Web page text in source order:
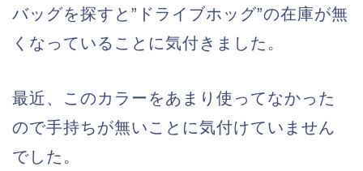
バッグを探すと”ドライブホッグ”の在庫が無
くなっていることに気付きました。
最近、このカラーをあまり使ってなかった
ので手持ちが無いことに気付けていません
でした。